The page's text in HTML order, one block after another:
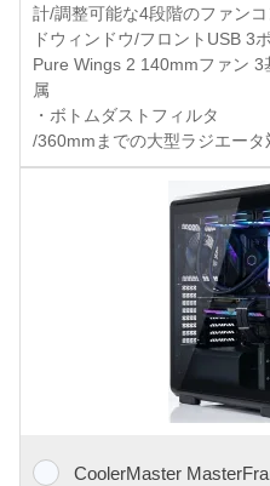
計/調整可能な4段階のファン
ドウィンドウ/フロントUSB 3
Pure Wings 2 140mmファン
属
・ボトムダストフィルタ
/360mmまでの大型ラジエータ
CoolerMaster